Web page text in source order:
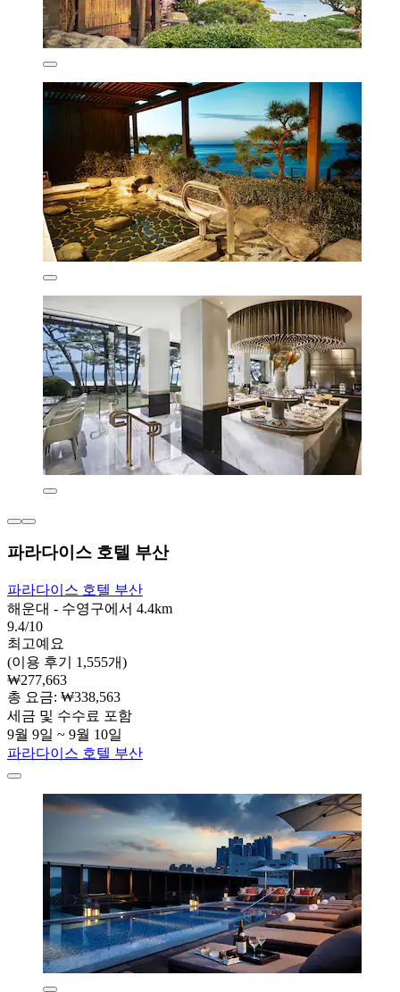
파라다이스 호텔 부산
파라다이스 호텔 부산
해운대 - 수영구에서 4.4km
9.4/10
최고예요
(이용 후기 1,555개)
₩277,663
총 요금: ₩338,563
세금 및 수수료 포함
9월 9일 ~ 9월 10일
파라다이스 호텔 부산